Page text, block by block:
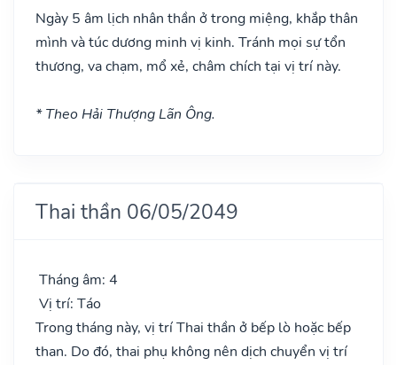
Ngày 5 âm lịch nhân thần ở trong miệng, khắp thân
mình và túc dương minh vị kinh. Tránh mọi sự tổn
thương, va chạm, mổ xẻ, châm chích tại vị trí này.
* Theo Hải Thượng Lãn Ông.
Thai thần 06/05/2049
Tháng âm: 4
Vị trí: Táo
Trong tháng này, vị trí Thai thần ở bếp lò hoặc bếp
than. Do đó, thai phụ không nên dịch chuyển vị trí